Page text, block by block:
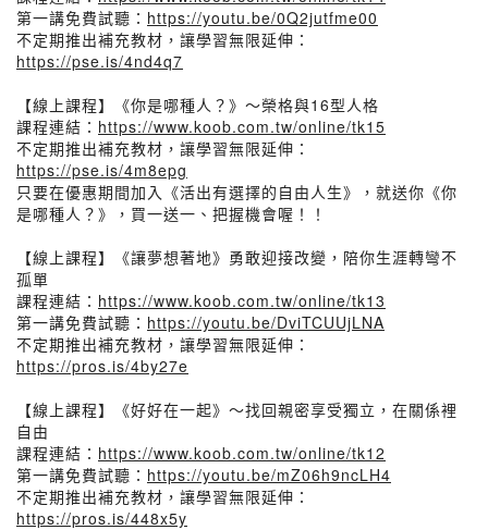
第一講免費試聽： https://youtu.be/0Q2jutfme00
不定期推出補充教材，讓學習無限延伸：
https://pse.is/4nd4q7
【線上課程】《你是哪種人？》～榮格與16型人格
課程連結： https://www.koob.com.tw/online/tk15
不定期推出補充教材，讓學習無限延伸：
https://pse.is/4m8epg
只要在優惠期間加入《活出有選擇的自由人生》，就送你《你
是哪種人？》，買一送一、把握機會喔！！
【線上課程】《讓夢想著地》勇敢迎接改變，陪你生涯轉彎不
孤單
課程連結： https://www.koob.com.tw/online/tk13
第一講免費試聽： https://youtu.be/DviTCUUjLNA
不定期推出補充教材，讓學習無限延伸：
https://pros.is/4by27e
【線上課程】《好好在一起》～找回親密享受獨立，在關係裡
自由
課程連結： https://www.koob.com.tw/online/tk12
第一講免費試聽： https://youtu.be/mZ06h9ncLH4
不定期推出補充教材，讓學習無限延伸：
https://pros.is/448x5y